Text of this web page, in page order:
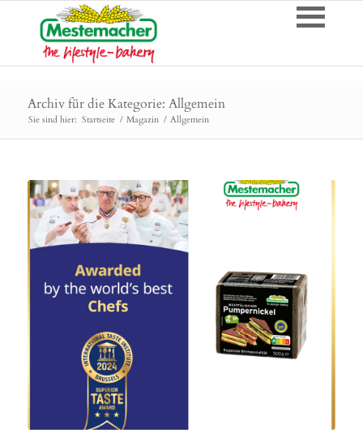
Archiv für die Kategorie: Allgemein
Sie sind hier: Startseite / Magazin / Allgemein